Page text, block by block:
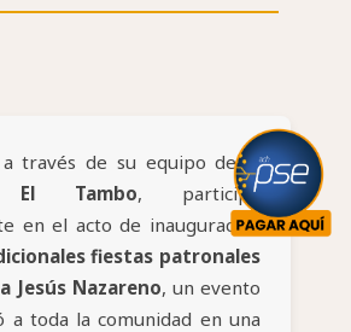
través de su equipo de la
El Tambo, participó
en el acto de inauguración
fiestas patronales
Jesús Nazareno, un evento
a toda la comunidad en una